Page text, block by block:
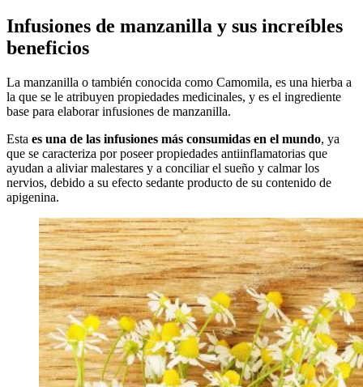
Infusiones de manzanilla y sus increíbles
beneficios
La manzanilla o también conocida como Camomila, es una hierba a
la que se le atribuyen propiedades medicinales, y es el ingrediente
base para elaborar infusiones de manzanilla.
Esta es una de las infusiones más consumidas en el mundo, ya
que se caracteriza por poseer propiedades antiinflamatorias que
ayudan a aliviar malestares y a conciliar el sueño y calmar los
nervios, debido a su efecto sedante producto de su contenido de
apigenina.